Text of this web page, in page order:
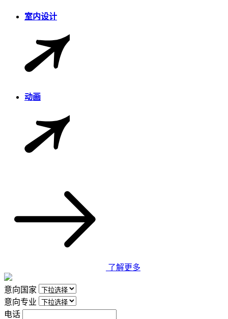
室内设计
动画
了解更多
意向国家
意向专业
电话